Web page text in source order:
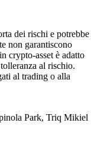
dei rischi e potrebbe
non garantiscono
crypto-asset è adatto
al rischio.
al trading o alla
Park, Triq Mikiel